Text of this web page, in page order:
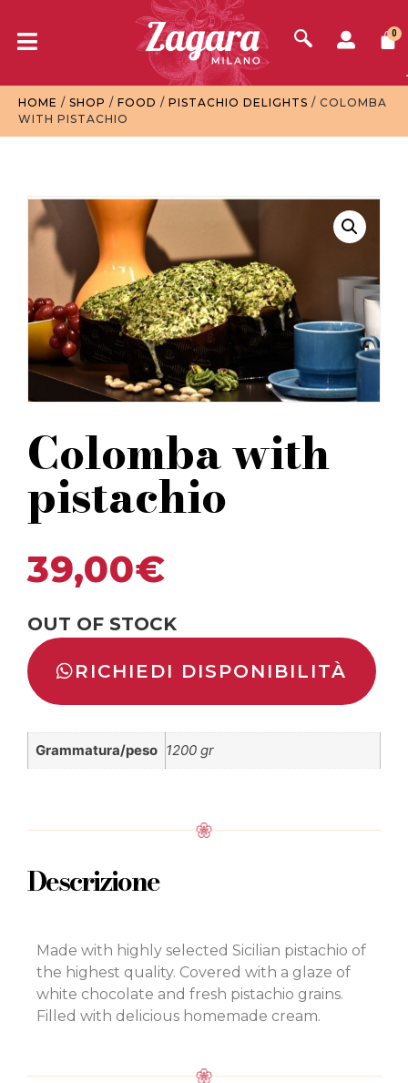
0
HOME / SHOP / FOOD / PISTACHIO DELIGHTS / COLOMBA
WITH PISTACHIO
Colomba with
pistachio
39,00€
OUT OF STOCK
RICHIEDI DISPONIBILITÀ
Grammatura/peso 1200 gr
Descrizione
Made with highly selected Sicilian pistachio of
the highest quality. Covered with a glaze of
white chocolate and fresh pistachio grains.
Filled with delicious homemade cream.